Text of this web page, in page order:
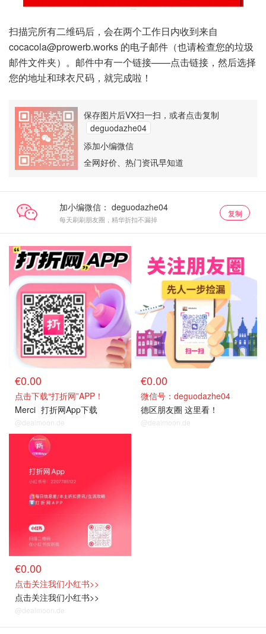
扫描完所有二维码后，会在两个工作日内收到来自
cocacola@prowerb.works 的电子邮件（也请检查您的垃圾
邮件文件夹）。邮件中有一个链接——点击链接，然后选择
您的地址和球衣尺码，就完成啦！
保存图片后VX扫一扫，或者点击复制
deguodazhe04
添加小编微信
全网好价、热门资讯早知道
加小编微信：
每天刷刷朋友圈，精华折扣不漏掉
复制
€0.00
点击下载“打折网”APP！
Merci 打折网App下载
@dealmoon.de
€0.00
微信号：deguodazhe04
德区朋友圈 这里看！
@dealmoon.de
€0.00
点击关注我们小红书>>
点击关注我们小红书>>
@dealmoon.de